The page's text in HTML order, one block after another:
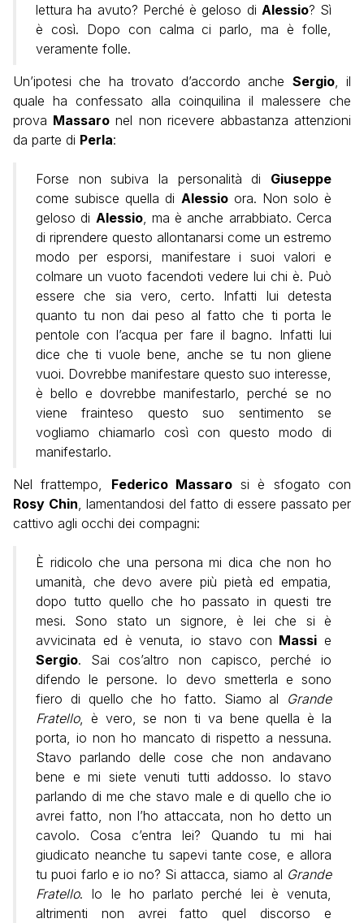
lettura ha avuto? Perché è geloso di Alessio? Sì
è così. Dopo con calma ci parlo, ma è folle,
veramente folle.
Un’ipotesi che ha trovato d’accordo anche Sergio, il
quale ha confessato alla coinquilina il malessere che
prova Massaro nel non ricevere abbastanza attenzioni
da parte di Perla:
Forse non subiva la personalità di Giuseppe
come subisce quella di Alessioora. Non solo è
geloso di Alessio, ma è anche arrabbiato. Cerca
di riprendere questo allontanarsi come un estremo
modo per esporsi, manifestare i suoi valori e
colmare un vuoto facendoti vedere lui chi è. Può
essere che sia vero, certo. Infatti lui detesta
quanto tu non dai peso al fatto che ti porta le
pentole con l’acqua per fare il bagno. Infatti lui
dice che ti vuole bene, anche se tu non gliene
vuoi. Dovrebbe manifestare questo suo interesse,
è bello e dovrebbe manifestarlo, perché se no
viene frainteso questo suo sentimento se
vogliamo chiamarlo così con questo modo di
manifestarlo.
Nel frattempo, Federico Massarosi è sfogato con
Rosy Chin , lamentandosi del fatto di essere passato per
cattivo agli occhi dei compagni:
È ridicolo che una persona mi dica che non ho
umanità, che devo avere più pietà ed empatia,
dopo tutto quello che ho passato in questi tre
mesi. Sono stato un signore, è lei che si è
avvicinata ed è venuta, io stavo con Massi e
Sergio. Sai cos’altro non capisco, perché io
difendo le persone. Io devo smetterla e sono
fiero di quello che ho fatto. Siamo al Grande
Fratello, è vero, se non ti va bene quella è la
porta, io non ho mancato di rispetto a nessuna.
Stavo parlando delle cose che non andavano
bene e mi siete venuti tutti addosso. Io stavo
parlando di me che stavo male e di quello che io
avrei fatto, non l’ho attaccata, non ho detto un
cavolo. Cosa c’entra lei? Quando tu mi hai
giudicato neanche tu sapevi tante cose, e allora
tu puoi farlo e io no? Si attacca, siamo al Grande
Fratello. Io le ho parlato perché lei è venuta,
altrimenti non avrei fatto quel discorso e